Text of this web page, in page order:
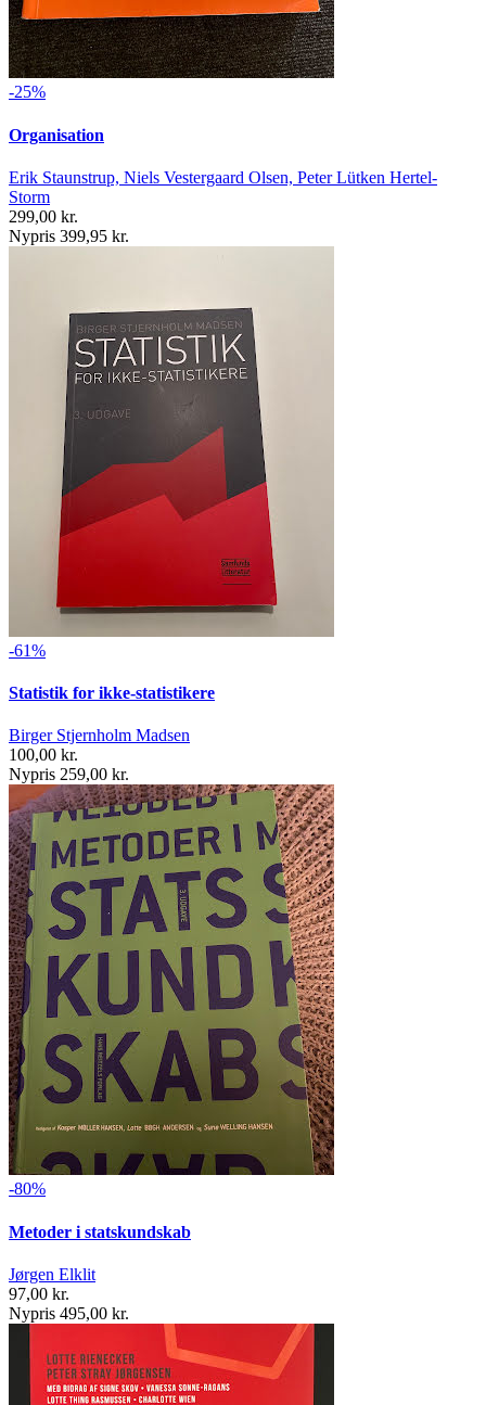
-25%
Organisation
Erik Staunstrup, Niels Vestergaard Olsen, Peter Lütken Hertel-
Storm
299,00 kr.
Nypris 399,95 kr.
-61%
Statistik for ikke-statistikere
Birger Stjernholm Madsen
100,00 kr.
Nypris 259,00 kr.
-80%
Metoder i statskundskab
Jørgen Elklit
97,00 kr.
Nypris 495,00 kr.